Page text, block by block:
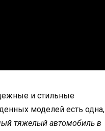
и стильные
моделей есть одна,
тяжелый автомобиль в